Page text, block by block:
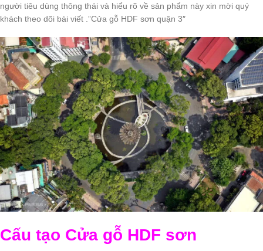
người tiêu dùng thông thái và hiểu rõ về sản phẩm này xin mời quý
khách theo dõi bài viết .”Cửa gỗ HDF sơn quận 3″
Cấu tạo Cửa gỗ HDF sơn